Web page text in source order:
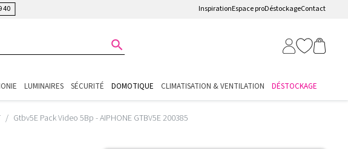
40 InspirationEspace proDéstockageContact

LUMINAIRES SÉCURITÉ DOMOTIQUE CLIMATISATION & VENTILATION DÉSTOCKAGE
Gtbv5E Pack Video 5Bp - AIPHONE GTBV5E 200385